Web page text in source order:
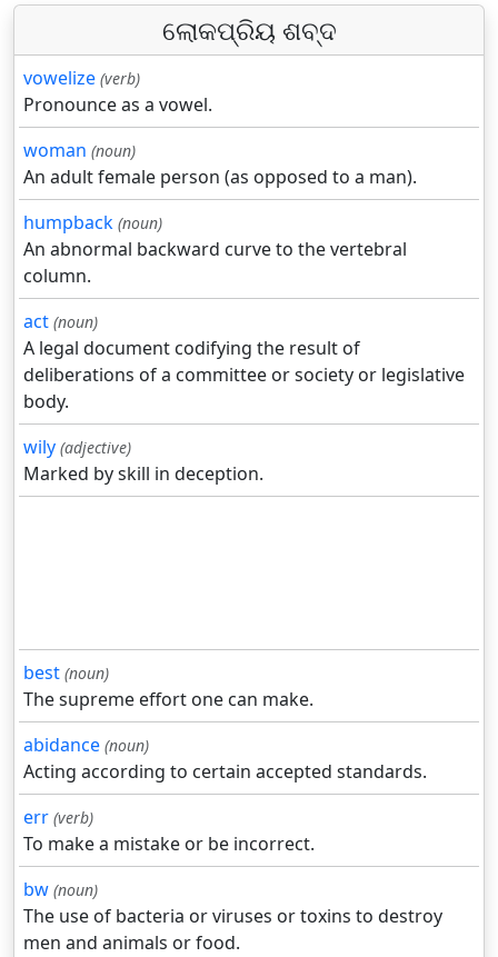
ଲୋକପ୍ରିୟ ଶବ୍ଦ
vowelize (verb)
Pronounce as a vowel.
woman (noun)
An adult female person (as opposed to a man).
humpback (noun)
An abnormal backward curve to the vertebral
column.
act (noun)
A legal document codifying the result of
deliberations of a committee or society or legislative
body.
wily (adjective)
Marked by skill in deception.
best (noun)
The supreme effort one can make.
abidance (noun)
Acting according to certain accepted standards.
err (verb)
To make a mistake or be incorrect.
bw (noun)
The use of bacteria or viruses or toxins to destroy
men and animals or food.